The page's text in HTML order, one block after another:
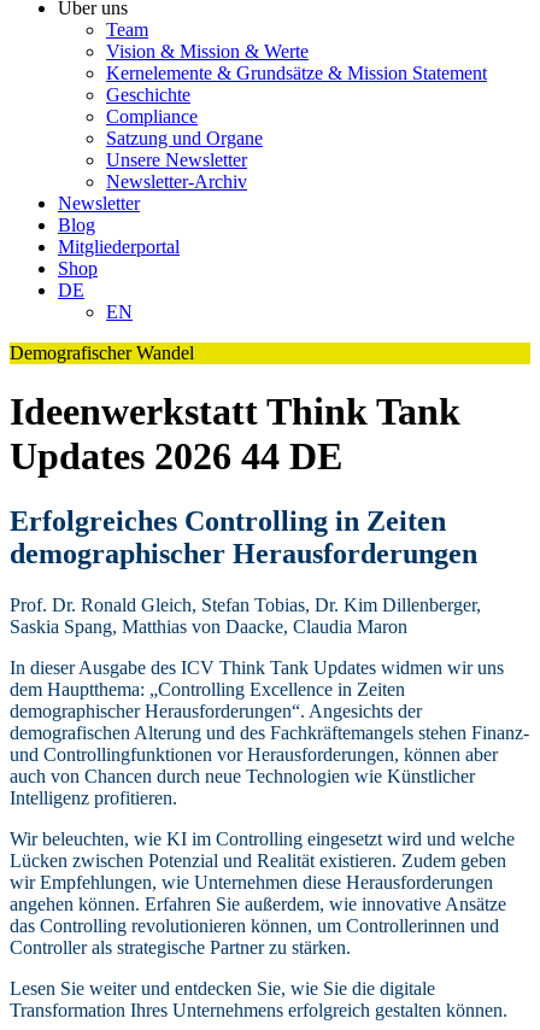
Über uns
Team
Vision & Mission & Werte
Kernelemente & Grundsätze & Mission Statement
Geschichte
Compliance
Satzung und Organe
Unsere Newsletter
Newsletter-Archiv
Newsletter
Blog
Mitgliederportal
Shop
DE
EN
Demografischer Wandel
Ideenwerkstatt Think Tank
Updates 2026 44 DE
Erfolgreiches Controlling in Zeiten
demographischer Herausforderungen
Prof. Dr. Ronald Gleich, Stefan Tobias, Dr. Kim Dillenberger,
Saskia Spang, Matthias von Daacke, Claudia Maron
In dieser Ausgabe des ICV Think Tank Updates widmen wir uns
dem Hauptthema: „Controlling Excellence in Zeiten
demographischer Herausforderungen“. Angesichts der
demografischen Alterung und des Fachkräftemangels stehen Finanz-
und Controllingfunktionen vor Herausforderungen, können aber
auch von Chancen durch neue Technologien wie Künstlicher
Intelligenz profitieren.
Wir beleuchten, wie KI im Controlling eingesetzt wird und welche
Lücken zwischen Potenzial und Realität existieren. Zudem geben
wir Empfehlungen, wie Unternehmen diese Herausforderungen
angehen können. Erfahren Sie außerdem, wie innovative Ansätze
das Controlling revolutionieren können, um Controllerinnen und
Controller als strategische Partner zu stärken.
Lesen Sie weiter und entdecken Sie, wie Sie die digitale
Transformation Ihres Unternehmens erfolgreich gestalten können.